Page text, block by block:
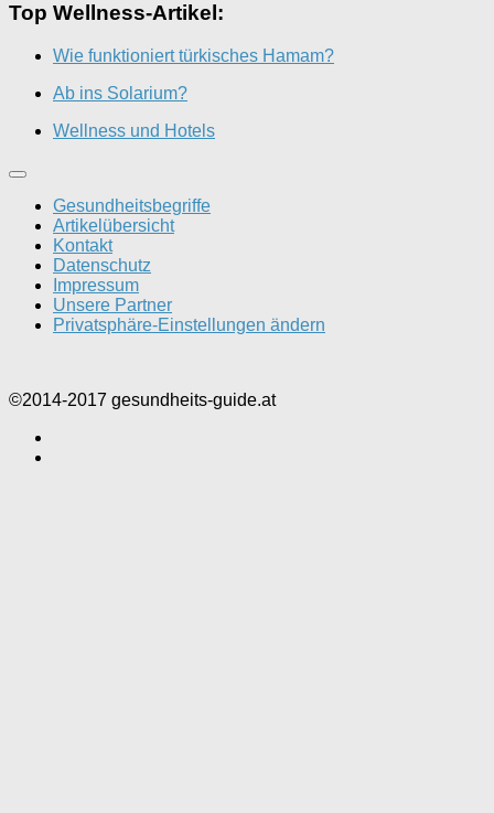
Top Wellness-Artikel:
Wie funktioniert türkisches Hamam?
Ab ins Solarium?
Wellness und Hotels
Gesundheitsbegriffe
Artikelübersicht
Kontakt
Datenschutz
Impressum
Unsere Partner
Privatsphäre-Einstellungen ändern
©2014-2017 gesundheits-guide.at